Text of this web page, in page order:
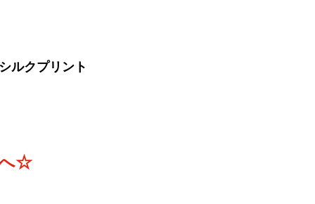
ルクプリント
へ☆